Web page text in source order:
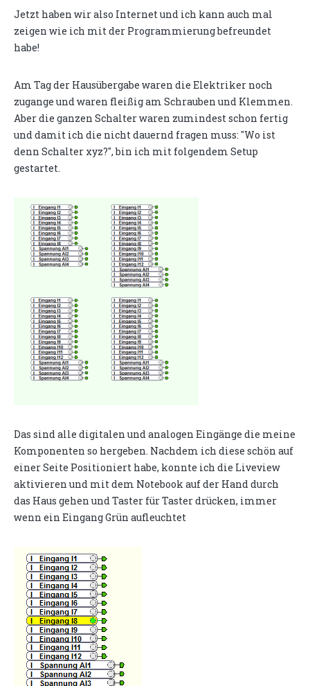
Jetzt haben wir also Internet und ich kann auch mal
zeigen wie ich mit der Programmierung befreundet
habe!
Am Tag der Hausübergabe waren die Elektriker noch
zugange und waren fleißig am Schrauben und Klemmen.
Aber die ganzen Schalter waren zumindest schon fertig
und damit ich die nicht dauernd fragen muss: "Wo ist
denn Schalter xyz?", bin ich mit folgendem Setup
gestartet.
Das sind alle digitalen und analogen Eingänge die meine
Komponenten so hergeben. Nachdem ich diese schön auf
einer Seite Positioniert habe, konnte ich die Liveview
aktivieren und mit dem Notebook auf der Hand durch
das Haus gehen und Taster für Taster drücken, immer
wenn ein Eingang Grün aufleuchtet